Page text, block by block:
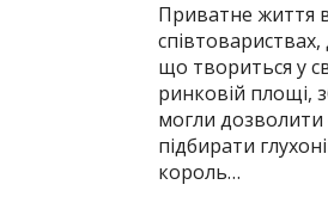
Приватне життя
що твориться у
ринковій площі,
могли
підбирати
король…